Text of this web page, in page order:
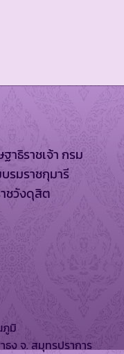
ธิราชเจ้า กรม
รมราชกุมารี
ชวังดุสิต
ภูมิ
ธง จ. สมุทรปราการ